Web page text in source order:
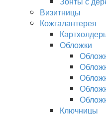
Визитницы
Кожгалантерея
Обложки
Ключницы